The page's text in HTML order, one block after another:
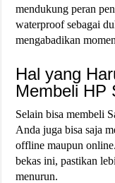
mendukung peran
waterproof sebagai
mengabadikan
Hal yang
Membeli HP
Selain bisa membeli
Anda juga bisa saja
offline maupun
bekas ini, pastikan
menurun.